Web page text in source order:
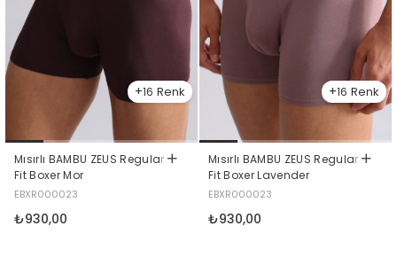
16
Mısırlı BAMBU ZEUS Regular
Fit Boxer Mor
EBXR000023
₺930,00
16
Mısırlı BAMBU ZEUS Regular
Fit Boxer Lavender
EBXR000023
₺930,00